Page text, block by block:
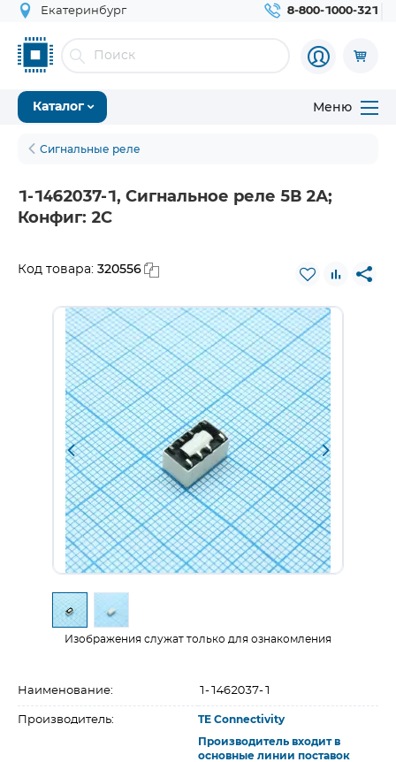
Екатеринбург 8-800-1000-321
Каталог Меню
Сигнальные реле
1-1462037-1, Сигнальное реле 5В 2А;
Конфиг: 2C
Код товара: 320556
Изображения служат только для ознакомления
Наименование: 1-1462037-1
Производитель: TE Connectivity
Производитель входит в
основные линии поставок